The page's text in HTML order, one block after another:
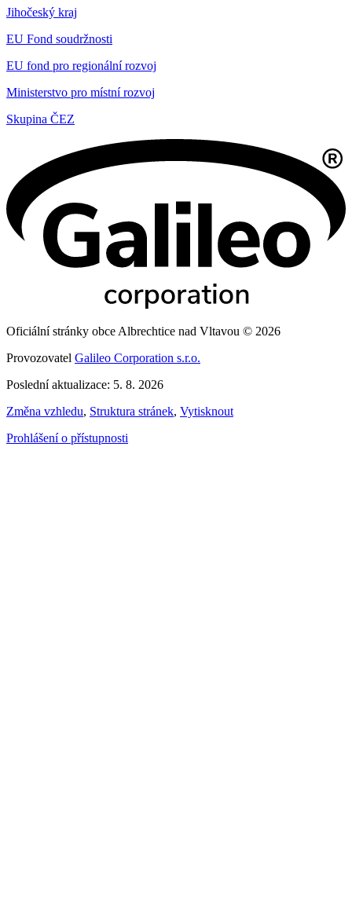
Jihočeský kraj
EU Fond soudržnosti
EU fond pro regionální rozvoj
Ministerstvo pro místní rozvoj
Skupina ČEZ
Oficiální stránky obce Albrechtice nad Vltavou © 2026
Provozovatel Galileo Corporation s.r.o.
Poslední aktualizace: 5. 8. 2026
Změna vzhledu, Struktura stránek, Vytisknout
Prohlášení o přístupnosti